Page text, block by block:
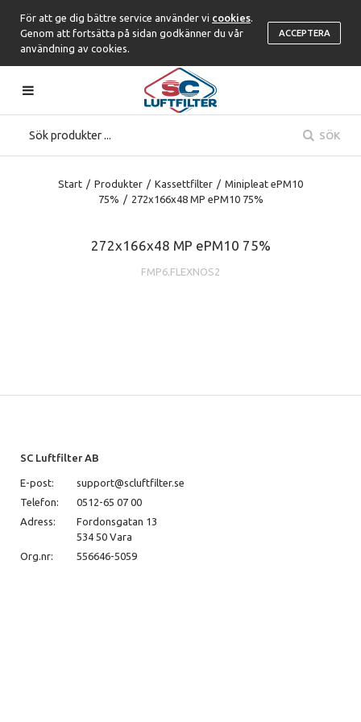
För att ge dig bättre service använder vi cookies
Genom att fortsätta på sidan godkänner du vår
användning av cookies.
ACCEPTERA
SÖK
Start / Produkter / Kassettfilter / Minipleat ePM10
75% / 272x166x48 MP ePM10 75%
272x166x48 MP ePM10 75%
FMP6.FLEXNOS2
SC Luftfilter AB
E-post:
support@scluftfilter.se
Telefon:
0512-65 07 00
Adress:
Fordonsgatan 13
534 50 Vara
Org.nr:
556646-5059